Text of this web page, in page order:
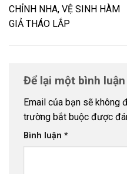
CHỈNH NHA, VỆ SINH HÀM
GIẢ THÁO LẮP
Để lại một bình luận
Email của bạn sẽ không
trường bắt buộc được
Bình luận *